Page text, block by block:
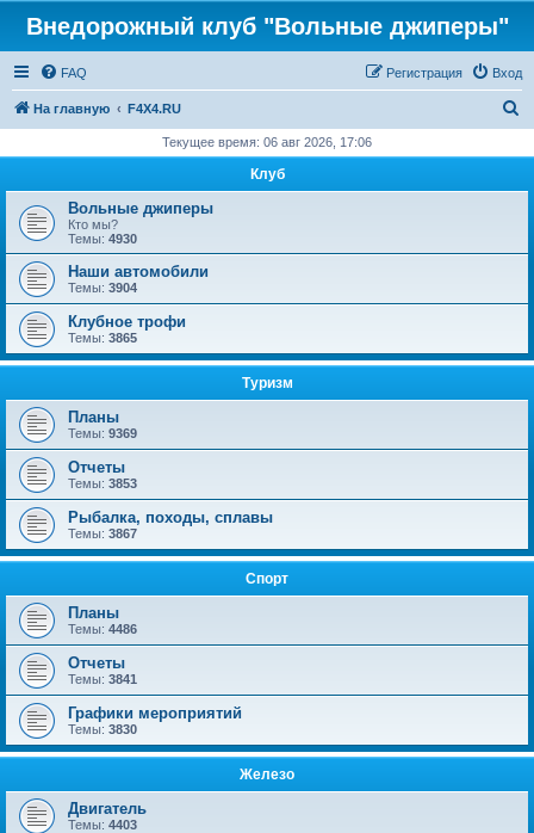
Внедорожный клуб "Вольные джиперы"
FAQ Вход
Регистрация
На главную F4X4.RU
с
Текущее время: 06 авг 2026, 17:06
Клуб
Вольные джиперы
Кто мы?
Темы: 4930
Наши автомобили
Темы: 3904
Клубное трофи
Темы: 3865
Туризм
Планы
Темы: 9369
Отчеты
Темы: 3853
Рыбалка, походы, сплавы
Темы: 3867
Спорт
Планы
Темы: 4486
Отчеты
Темы: 3841
Графики мероприятий
Темы: 3830
Железо
Двигатель
Темы: 4403